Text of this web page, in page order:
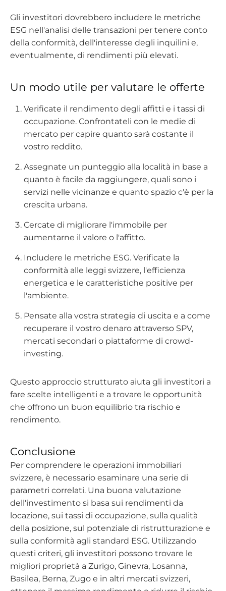
Gli investitori dovrebbero includere le metriche
ESG nell'analisi delle transazioni per tenere conto
della conformità, dell'interesse degli inquilini e,
eventualmente, di rendimenti più elevati.
Un modo utile per valutare le offerte
Verificate il rendimento degli affitti e i tassi di
occupazione. Confrontateli con le medie di
mercato per capire quanto sarà costante il
vostro reddito.
Assegnate un punteggio alla località in base a
quanto è facile da raggiungere, quali sono i
servizi nelle vicinanze e quanto spazio c'è per la
crescita urbana.
Cercate di migliorare l'immobile per
aumentarne il valore o l'affitto.
Includere le metriche ESG. Verificate la
conformità alle leggi svizzere, l'efficienza
energetica e le caratteristiche positive per
l'ambiente.
Pensate alla vostra strategia di uscita e a come
recuperare il vostro denaro attraverso SPV,
mercati secondari o piattaforme di crowd-
investing.
Questo approccio strutturato aiuta gli investitori a
fare scelte intelligenti e a trovare le opportunità
che offrono un buon equilibrio tra rischio e
rendimento.
Conclusione
Per comprendere le operazioni immobiliari
svizzere, è necessario esaminare una serie di
parametri correlati. Una buona valutazione
dell'investimento si basa sui rendimenti da
locazione, sui tassi di occupazione, sulla qualità
della posizione, sul potenziale di ristrutturazione e
sulla conformità agli standard ESG. Utilizzando
questi criteri, gli investitori possono trovare le
migliori proprietà a Zurigo, Ginevra, Losanna,
Basilea, Berna, Zugo e in altri mercati svizzeri,